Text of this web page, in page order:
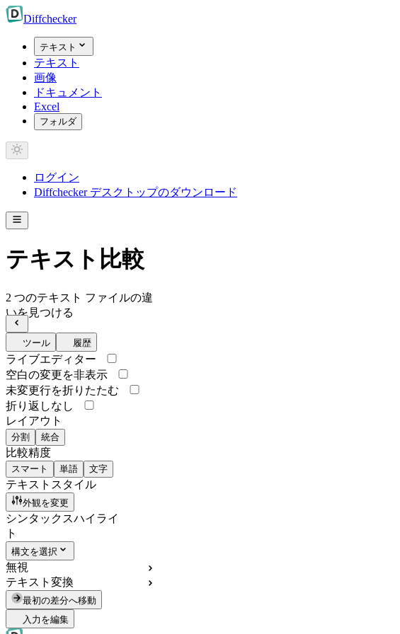
Diffchecker
テキスト
テキスト
画像
ドキュメント
Excel
フォルダ
ログイン
Diffchecker デスクトップのダウンロード
テキスト比較
2 つのテキスト ファイルの違
いを見つける
ツール 履歴
ライブエディター
空白の変更を非表示
未変更行を折りたたむ
折り返しなし
レイアウト
分割 統合
比較精度
スマート 単語 文字
テキストスタイル
外観を変更
シンタックスハイライ
ト
構文を選択
無視
テキスト変換
最初の差分へ移動
入力を編集